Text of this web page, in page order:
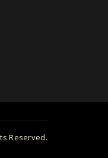
Reserved.